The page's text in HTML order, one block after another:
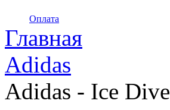
Оплата
Главная
Adidas
Adidas - Ice Dive